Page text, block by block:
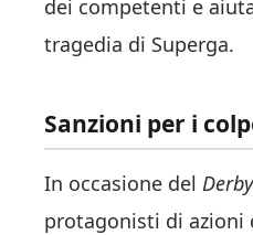
dei competenti e
tragedia di Superga.
Sanzioni per i
In occasione del
protagonisti di azioni